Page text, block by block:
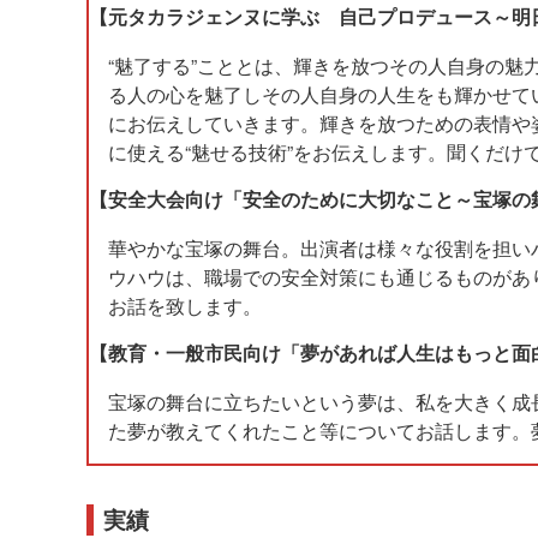
【元タカラジェンヌに学ぶ 自己プロデュース～
“魅了する”こととは、輝きを放つその人自身の
る人の心を魅了しその人自身の人生をも輝かせ
にお伝えしていきます。輝きを放つための表情
に使える“魅せる技術”をお伝えします。聞くだ
【安全大会向け「安全のために大切なこと～宝塚
華やかな宝塚の舞台。出演者は様々な役割を担
ウハウは、職場での安全対策にも通じるものが
お話を致します。
【教育・一般市民向け「夢があれば人生はもっ
宝塚の舞台に立ちたいという夢は、私を大きく
た夢が教えてくれたこと等についてお話します
実績